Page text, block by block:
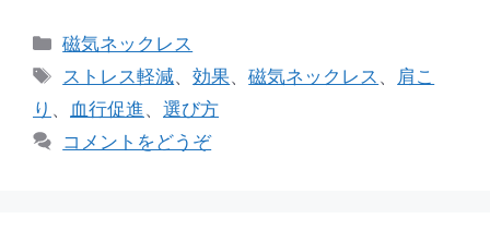
カ
テ
リ
ー
磁気ネックレス
タ
グ
ストレス軽減、効果、磁気ネックレス 、 肩こ
り 、 血行促進、 選び方
コメントをどうぞ